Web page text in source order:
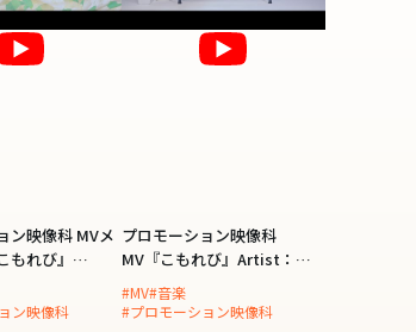
ン映像科 MVメ
もれび』
和
ン映像科
プロモーション映像科
MV『こもれび』Artist：笹
川美和
#MV#音楽
#プロモーション映像科